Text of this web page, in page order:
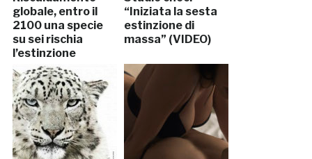
globale, entro il
2100 una specie
su sei rischia
l’estinzione
“Iniziata la sesta
estinzione di
massa” (VIDEO)